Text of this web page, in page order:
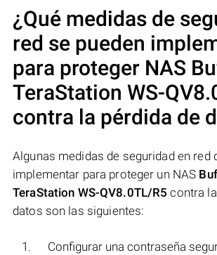
¿Qué medidas de
red se pueden
para proteger NAS
TeraStation WS-
contra la pérdida de
Algunas medidas de seguridad en red
implementar para proteger un NAS
TeraStation WS-QV8.0TL/R5 contra
datos son las siguientes:
Configurar una contraseña